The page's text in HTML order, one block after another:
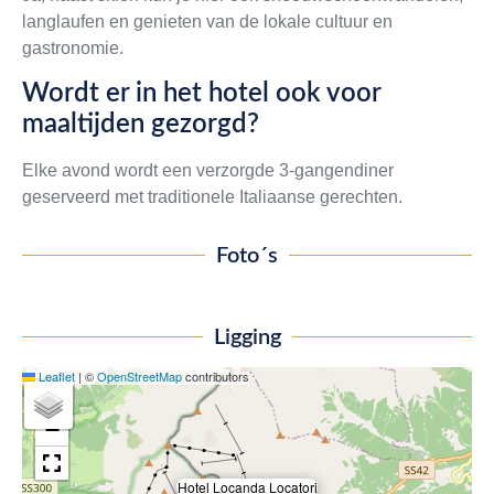
langlaufen en genieten van de lokale cultuur en
gastronomie.
Wordt er in het hotel ook voor
maaltijden gezorgd?
Elke avond wordt een verzorgde 3-gangendiner
geserveerd met traditionele Italiaanse gerechten.
Foto´s
Ligging
Hotel Locanda Locatori
+
−
Leaflet | ©OpenStreetMapcontributors